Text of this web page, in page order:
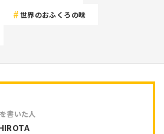
世界のおふくろの味